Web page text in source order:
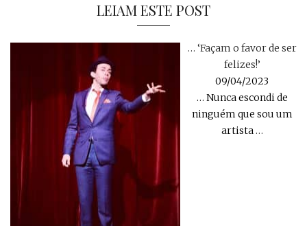
LEIAM ESTE POST
… ‘Façam o favor de ser
felizes!’
09/04/2023
… Nunca escondi de
ninguém que sou um
artista…